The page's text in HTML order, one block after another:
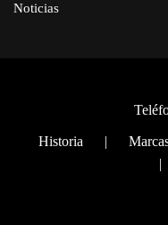
Noticias
Historia |